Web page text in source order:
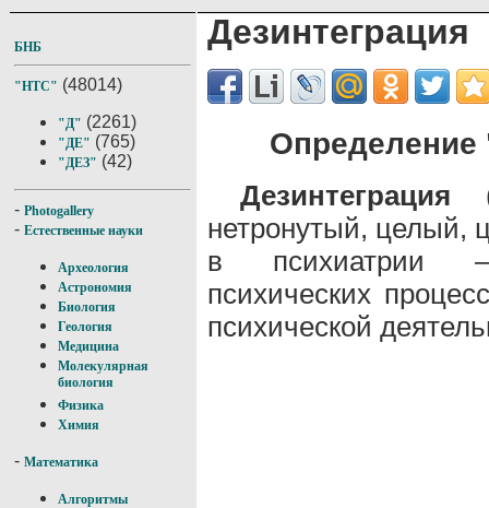
БНБ
"НТС" (48014)
"Д" (2261)
"ДЕ" (765)
"ДЕЗ" (42)
- Photogallery
- Естественные науки
Археология
Астрономия
Биология
Геология
Медицина
Молекулярная
биология
Физика
Химия
- Математика
Алгоритмы
Дезинтеграция
Определение
Дезинтеграция
нетронутый, целый,
в психиатрии
психических
психической